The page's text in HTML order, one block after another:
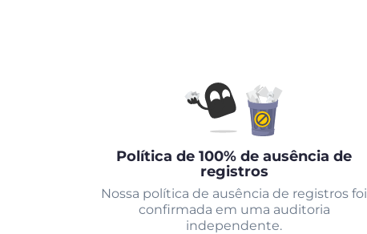
Política de 100% de ausência de
registros
Nossa política de ausência de registros foi
confirmada em uma auditoria
independente.